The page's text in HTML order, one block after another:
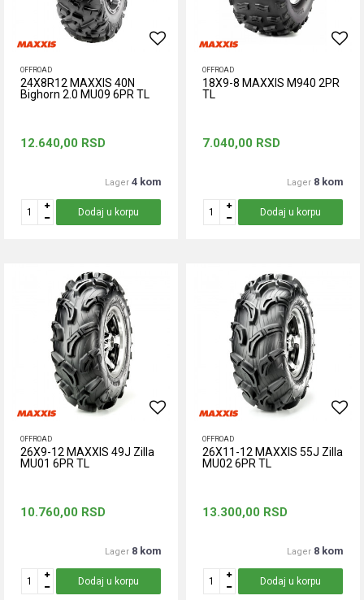
OFFROAD
24X8R12 MAXXIS 40N
Bighorn 2.0 MU09 6PR TL
12.640,00 RSD
Lager 4 kom
Dodaj u korpu
OFFROAD
18X9-8 MAXXIS M940 2PR
TL
7.040,00 RSD
Lager 8 kom
Dodaj u korpu
OFFROAD
26X9-12 MAXXIS 49J Zilla
MU01 6PR TL
10.760,00 RSD
Lager 8 kom
Dodaj u korpu
OFFROAD
26X11-12 MAXXIS 55J Zilla
MU02 6PR TL
13.300,00 RSD
Lager 8 kom
Dodaj u korpu